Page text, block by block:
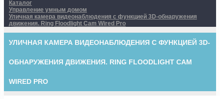
Каталог
Управление умным домом
Уличная камера видеонаблюдения с функцией 3D-обнаружения
движения. Ring Floodlight Cam Wired Pro
УЛИЧНАЯ КАМЕРА ВИДЕОНАБЛЮДЕНИЯ С ФУНКЦИЕЙ 3D-
ОБНАРУЖЕНИЯ ДВИЖЕНИЯ. RING FLOODLIGHT CAM
WIRED PRO